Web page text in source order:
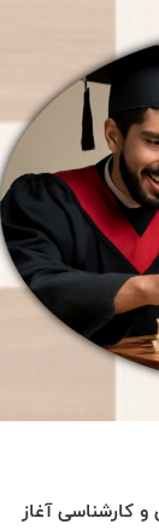
و کارشناسی آغاز